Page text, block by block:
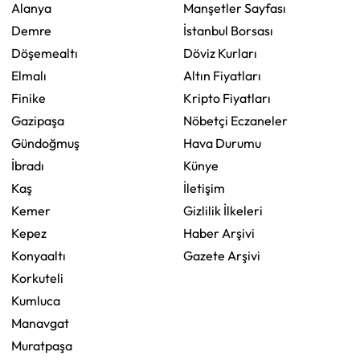
Alanya
Demre
Döşemealtı
Elmalı
Finike
Gazipaşa
Gündoğmuş
İbradı
Kaş
Kemer
Kepez
Konyaaltı
Korkuteli
Kumluca
Manavgat
Muratpaşa
Manşetler Sayfası
İstanbul Borsası
Döviz Kurları
Altın Fiyatları
Kripto Fiyatları
Nöbetçi Eczaneler
Hava Durumu
Künye
İletişim
Gizlilik İlkeleri
Haber Arşivi
Gazete Arşivi